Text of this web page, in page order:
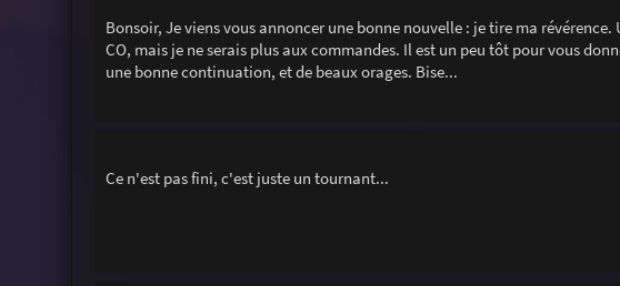
Bonsoir, Je viens vous annoncer une bonne nouvelle : je tire ma
CO, mais je ne serais plus aux commandes. Il est un peu tôt pour vous
une bonne continuation, et de beaux orages. Bise...
Ce n'est pas fini, c'est juste un tournant...